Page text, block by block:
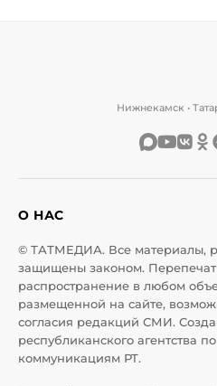
Нижнекамск •
О НАС
© ТАТМЕДИА. Все материалы,
защищены законом.
распространение в любом
размещенной на сайте,
согласия редакций СМИ.
республиканского агентства
коммуникациям РТ.